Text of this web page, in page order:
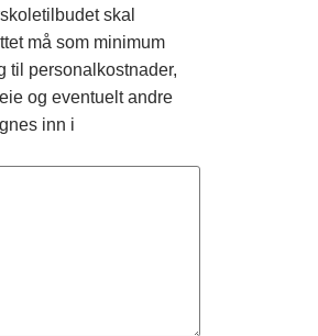
skal
må som minimum
til personalkostnader,
og eventuelt andre
inn i